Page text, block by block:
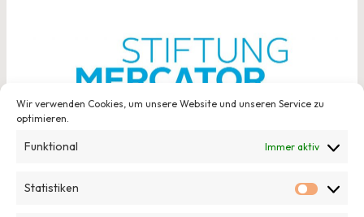
Wir verwenden Cookies, um unsere Website und unseren Service zu
optimieren.
Funktional Immer aktiv
Statistiken
Newsletter
Home›Projekt Ein Programm der Stiftung Bürgermut